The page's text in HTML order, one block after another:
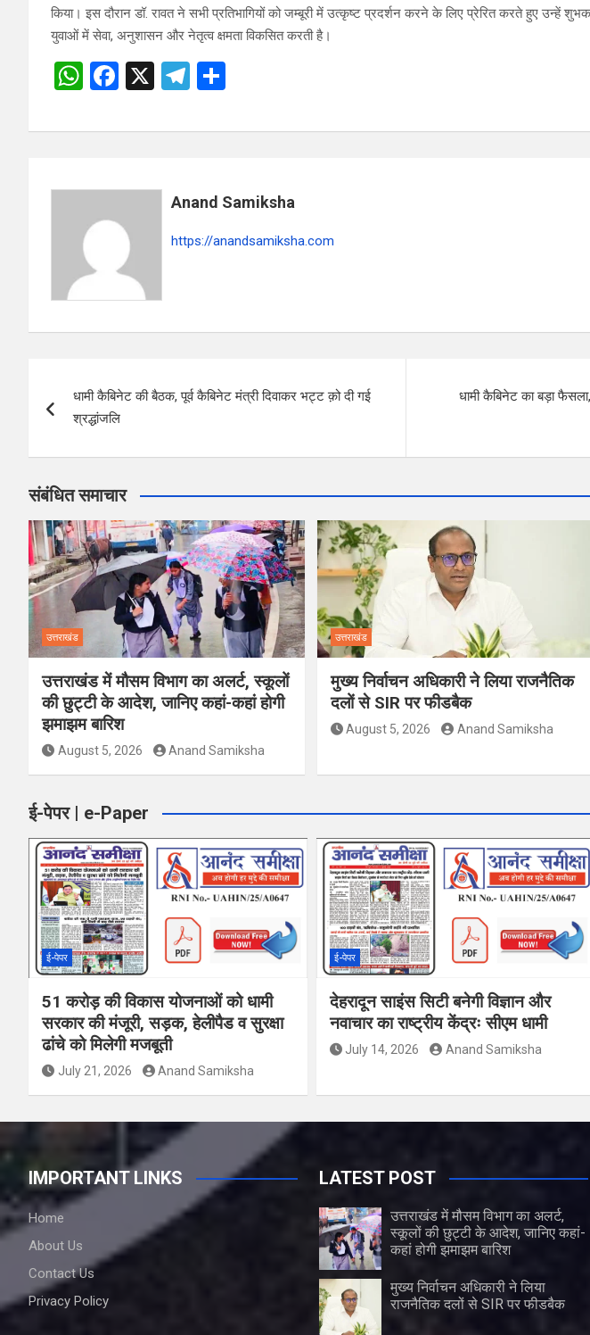
किया। इस दौरान डॉ. रावत ने सभी प्रतिभागियों को जम्बूरी में उत्कृष्ट प्रदर्शन करने के लिए प्रेरित करते हुए उन्हें
युवाओं में सेवा, अनुशासन और नेतृत्व क्षमता विकसित करती है।
W
at
A
p
p
F
ce
o
o
k
X
T
e
a
m
ar
Anand Samiksha
https://anandsamiksha.com
s
t
n
a
v
i
g
a
i
o
n
धामी कैबिनेट की बैठक, पूर्व कैबिनेट मंत्री दिवाकर भट्ट क़ो दी गई
श्रद्धांजलि
धामी कैबिनेट का बड़ा
संबंधित समाचार
उत्तराखंड
उत्तराखंड में मौसम विभाग का अलर्ट, स्कूलों
की छुट्टी के आदेश, जानिए कहां-कहां होगी
झमाझम बारिश
August 5, 2026 Anand Samiksha
उत्तराखंड
मुख्य निर्वाचन अधिकारी ने लिया राजनैतिक
दलों से SIR पर फीडबैक
August 5, 2026 Anand Samiksha
ई-पेपर | e-Paper
ई-पेपर
51 करोड़ की विकास योजनाओं को धामी
सरकार की मंजूरी, सड़क, हेलीपैड व सुरक्षा
ढांचे को मिलेगी मजबूती
July 21, 2026 Anand Samiksha
ई-पेपर
देहरादून साइंस सिटी बनेगी विज्ञान और
नवाचार का राष्ट्रीय केंद्रः सीएम धामी
July 14, 2026 Anand Samiksha
IMPORTANT LINKS
Home
About Us
Contact Us
Privacy Policy
LATEST POST
उत्तराखंड में मौसम विभाग का अलर्ट,
स्कूलों की छुट्टी के आदेश, जानिए कहां-
कहां होगी झमाझम बारिश
मुख्य निर्वाचन अधिकारी ने लिया
राजनैतिक दलों से SIR पर फीडबैक